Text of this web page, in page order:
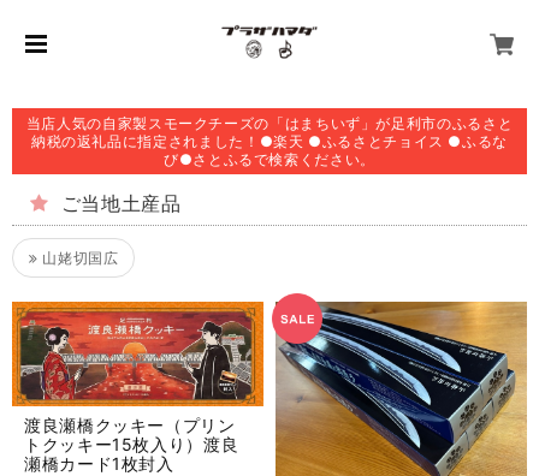
当店人気の自家製スモークチーズの「はまちいず」が足利市のふるさと
納税の返礼品に指定されました！●楽天 ●ふるさとチョイス ●ふるな
び●さとふるで検索ください。
ご当地土産品
山姥切国広
渡良瀬橋クッキー（プリン
トクッキー15枚入り）渡良
瀬橋カード1枚封入